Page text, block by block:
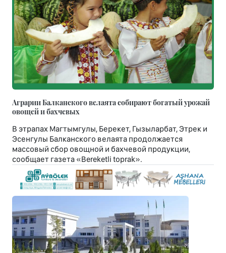
Аграрии Балканского велаята собирают богатый урожай
овощей и бахчевых
В этрапах Магтымгулы, Берекет, Гызыларбат, Этрек и
Эсенгулы Балканского велаята продолжается
массовый сбор овощной и бахчевой продукции,
сообщает газета «Bereketli toprak».